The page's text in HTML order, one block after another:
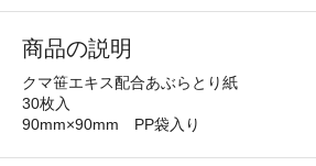
商品の説明
クマ笹エキス配合あぶらとり紙
30枚入
90mm×90mm PP袋入り